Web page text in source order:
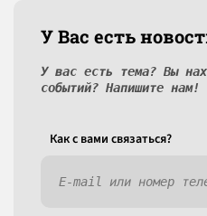
У Вас есть
У вас есть тема? Вы
событий? Напишите нам!
Как c вами связаться?